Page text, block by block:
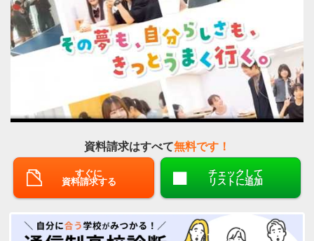
資料請求はすべて無料です！
すぐに
資料請求する
チェックして
リストに追加